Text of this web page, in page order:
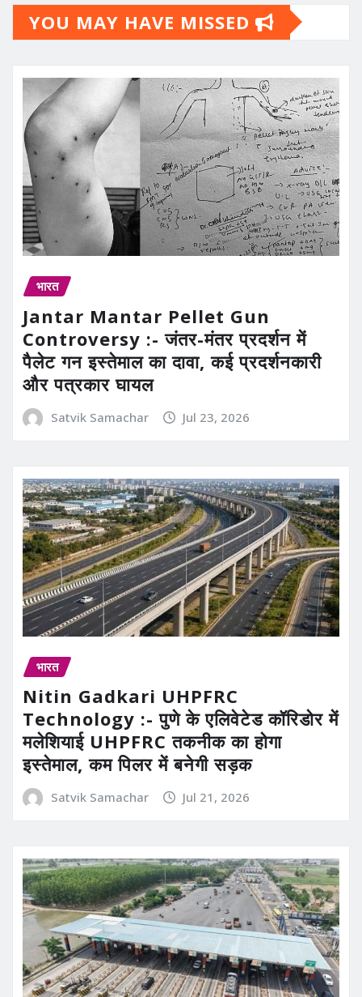
YOU MAY HAVE MISSED
भारत
Jantar Mantar Pellet Gun
Controversy :- जंतर-मंतर प्रदर्शन में
पैलेट गन इस्तेमाल का दावा, कई प्रदर्शनकारी
और पत्रकार घायल
Satvik Samachar Jul 23, 2026
भारत
Nitin Gadkari UHPFRC
Technology :- पुणे के एलिवेटेड कॉरिडोर में
मलेशियाई UHPFRC तकनीक का होगा
इस्तेमाल, कम पिलर में बनेगी सड़क
Satvik Samachar Jul 21, 2026